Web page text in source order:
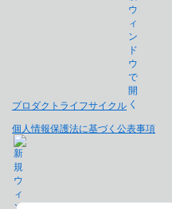
プロダクトライフサイクル
個人情報保護法に基づく公表事項